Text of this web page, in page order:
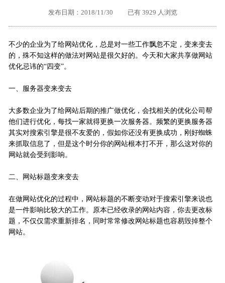
外地客户专栏
工单提交
发布日期：2018/11/30 已有 3929 人浏览
不少的企业为了给网站优化，总是对一些工作飘忽不定，变来变去
的，殊不知这样的做法对网站是很欠好的。今天和大家共享做网站
优化忌讳的“四变”。
一、服务器变来变去
大多数企业为了给网站后期的推广做优化，会找相关的优化公司帮
他们进行优化，每找一家就得更换一次服务器。频繁的更换服务器
其实对搜索引擎是很不友爱的，假如你还没有更换成功，刚好蜘蛛
来抓取信息了，但是这个时分你的网站根本打不开，那么这对你的
网站就会受到影响。
二、网站标题变来变去
在做网站优化的过程中，网站标题的不断变动对于搜索引擎来说也
是一件影响比较大的工作。原本已经收录的网站内容，你去更改标
题，不仅仅需求重新排名，同时常常修改网站标题也容易毁掉整个
网站。